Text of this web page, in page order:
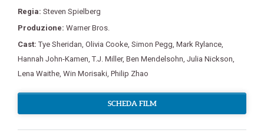
Regia: Steven Spielberg
Produzione: Warner Bros.
Cast:Tye Sheridan Olivia Cooke Simon Pegg Mark Rylance
Hannah John-Kamen ,T.J. Miller, Ben Mendelsohn Julia Nickson
Lena Waithe Win Morisaki Philip Zhao
SCHEDA FILM